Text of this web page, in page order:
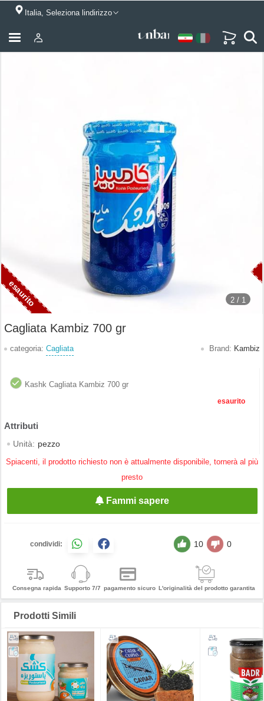
Italia, Seleziona lindirizzo
2 / 1
Cagliata Kambiz 700 gr
categoria: Cagliata Brand: Kambiz
Kashk Cagliata Kambiz 700 gr
esaurito
Unità: pezzo
Spiacenti, il prodotto richiesto non è attualmente disponibile, tornerà al più
presto
Fammi sapere
condividi: 10 0
Consegna rapida Supporto 7/7 pagamento sicuro L'originalità del prodotto garantita
Prodotti Simili